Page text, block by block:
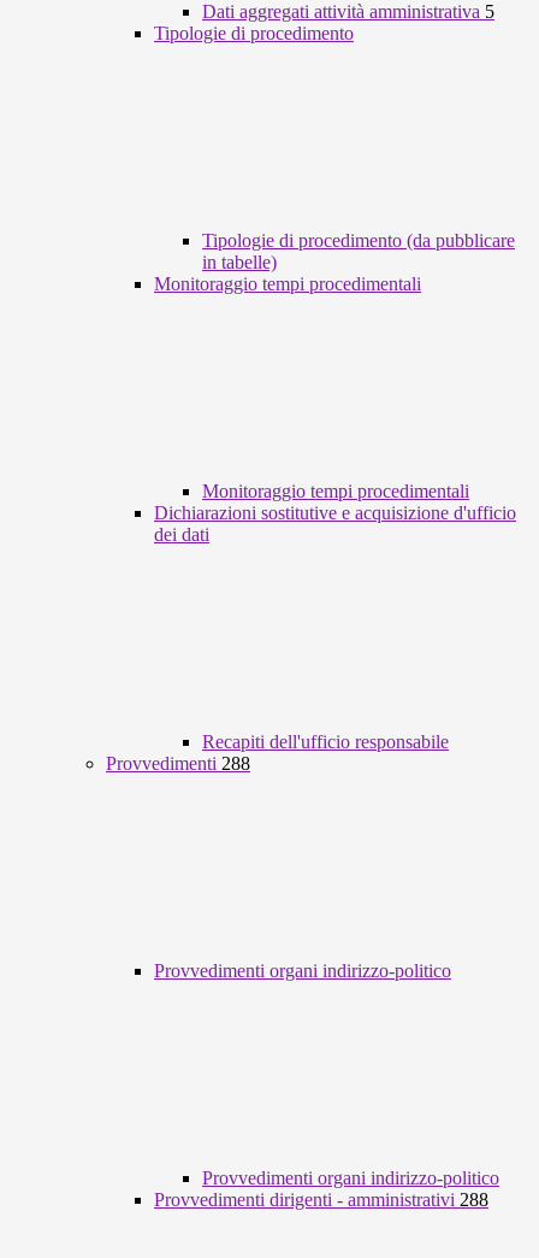
Dati aggregati attività amministrativa 5
Tipologie di procedimento
Tipologie di procedimento (da pubblicare
in tabelle)
Monitoraggio tempi procedimentali
Monitoraggio tempi procedimentali
Dichiarazioni sostitutive e acquisizione d'ufficio
dei dati
Recapiti dell'ufficio responsabile
Provvedimenti 288
Provvedimenti organi indirizzo-politico
Provvedimenti organi indirizzo-politico
Provvedimenti dirigenti - amministrativi 288